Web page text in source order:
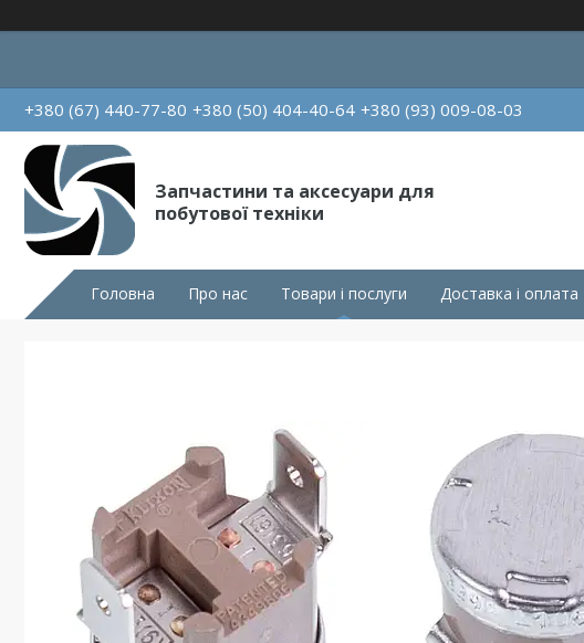
+380 (67) 440-77-80 +380 (50) 404-40-64 +380 (93) 009-08-03
Запчастини та аксесуари для
побутової техніки
Головна Про нас Товари і послуги Доставка і оплата